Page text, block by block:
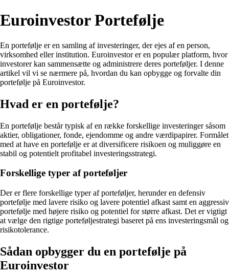
Euroinvestor Portefølje
En portefølje er en samling af investeringer, der ejes af en person,
virksomhed eller institution. Euroinvestor er en populær platform, hvor
investorer kan sammensætte og administrere deres porteføljer. I denne
artikel vil vi se nærmere på, hvordan du kan opbygge og forvalte din
portefølje på Euroinvestor.
Hvad er en portefølje?
En portefølje består typisk af en række forskellige investeringer såsom
aktier, obligationer, fonde, ejendomme og andre værdipapirer. Formålet
med at have en portefølje er at diversificere risikoen og muliggøre en
stabil og potentielt profitabel investeringsstrategi.
Forskellige typer af porteføljer
Der er flere forskellige typer af porteføljer, herunder en defensiv
portefølje med lavere risiko og lavere potentiel afkast samt en aggressiv
portefølje med højere risiko og potentiel for større afkast. Det er vigtigt
at vælge den rigtige porteføljestrategi baseret på ens investeringsmål og
risikotolerance.
Sådan opbygger du en portefølje på
Euroinvestor